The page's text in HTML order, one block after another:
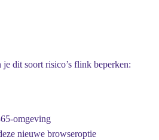
dit soort risico’s flink beperken:
omgeving
nieuwe browseroptie